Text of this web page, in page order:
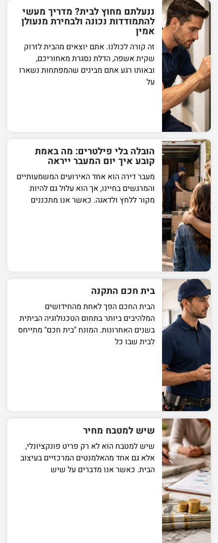
ננעלתם מחוץ לבית? מדריך מעשי
להתמודדות נכונה ולבחירת מנעולן
אמין
זה קורה לכולנו. אתם יוצאים מהבית לזרוק
שקית אשפה, הדלת נסגרת מאחוריכם,
ובאותו רגע אתם מבינים שהמפתחות נשארו
על
הובלה בלי פילטרים: מה באמת
קובע איך יום המעבר ייראה
מעבר דירה הוא אחד האירועים המשמעותיים
והמרגשים בחיינו, אך הוא עלול גם להיות
מקור ללחץ ולדאגה. כאשר אנו מתכננים
בית חכם התקנה
הבית החכם הפך לאחת מהחידושים
המלהיבים ביותר בתחום הטכנולוגיה הביתית
בשנים האחרונות. המונח "בית חכם" מתייחס
לבית שבו כל
שיש למטבח מחיר
שיש למטבח הוא לא רק פריט פונקציונלי,
אלא גם אחד מהאלמנטים המרכזיים בעיצוב
הבית. כאשר אנו מדברים על שיש